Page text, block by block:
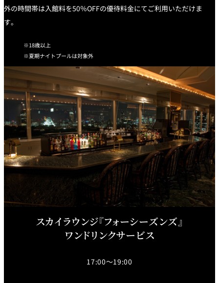
外の時間帯は入館料を50％OFFの優待料金にてご利用いただけま
す。
18歳以上
夏期ナイトプールは対象外
スカイラウンジ『フォーシーズンズ』
ワンドリンクサービス
17:00～19:00